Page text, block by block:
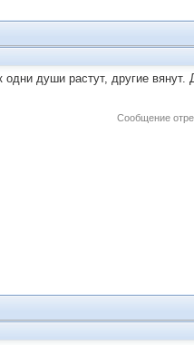
души растут, другие вянут.
Сообщение